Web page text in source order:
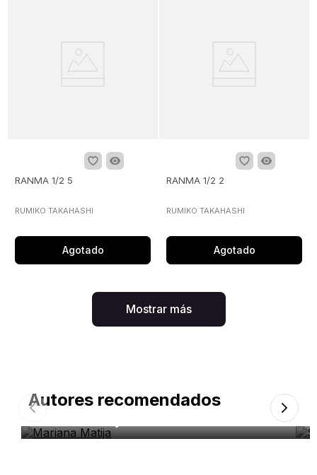
RANMA 1/2 5
RUMIKO TAKAHASHI
Agotado
RANMA 1/2 2
RUMIKO TAKAHASHI
Agotado
Mostrar más
Autores recomendados